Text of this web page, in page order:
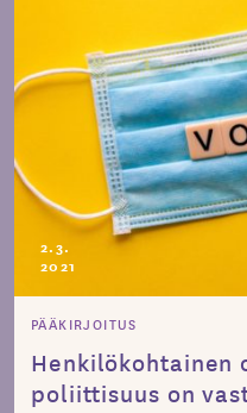
2.3.
2021
PÄÄKIRJOITUS
poliittisuus on